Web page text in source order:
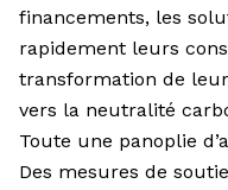
financements, les
rapidement leurs
transformation de
vers la neutralité
Toute une panoplie
Des mesures de